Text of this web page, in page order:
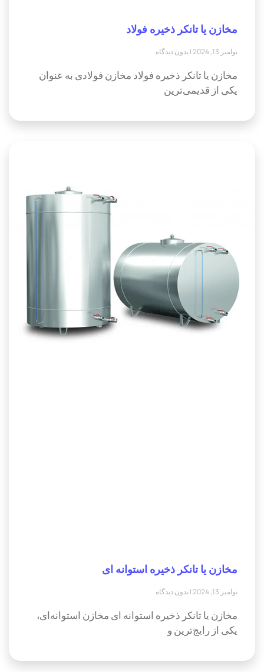
مخازن یا تانکر ذخیره فولاد
نوامبر 13, 2024 بدون دیدگاه
مخازن یا تانکر ذخیره فولاد مخازن فولادی به عنوان
یکی از قدیمی‌ترین
مخازن یا تانکر ذخیره استوانه ای
نوامبر 13, 2024 بدون دیدگاه
مخازن یا تانکر ذخیره استوانه ای مخازن استوانه‌ای،
یکی از رایج‌ترین و